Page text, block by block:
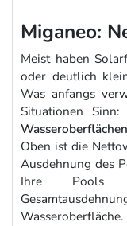
Miganeo:
Meist haben
oder deutlich
Was anfangs
Situationen
Oben ist die
Ausdehnung des
Ihre Pools
Wasseroberfläche.